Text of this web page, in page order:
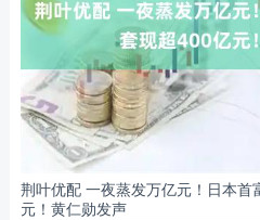
荆叶优配 一夜蒸发万亿元！日本
元！黄仁勋发声